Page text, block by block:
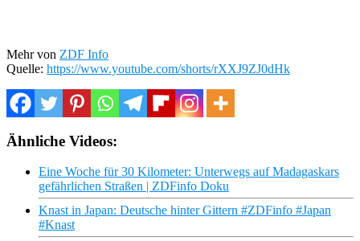
Mehr von ZDF Info
Quelle: https://www.youtube.com/shorts/rXXJ9ZJ0dHk
Ähnliche Videos:
Eine Woche für 30 Kilometer: Unterwegs auf Madagaskars
gefährlichen Straßen | ZDFinfo Doku
Knast in Japan: Deutsche hinter Gittern #ZDFinfo #Japan
#Knast